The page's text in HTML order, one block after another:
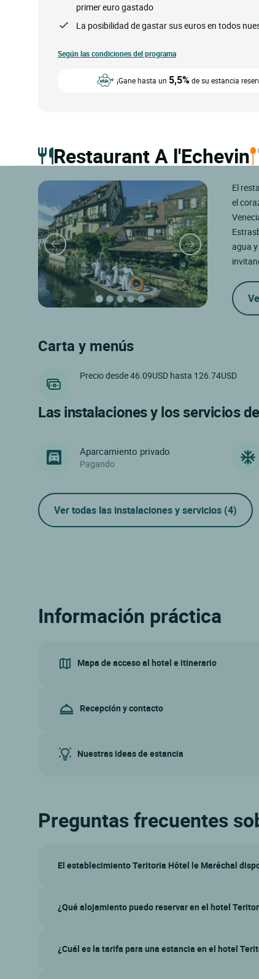
primer euro gastado
La posibilidad de gastar sus euros en todos
Según las condiciones del programa
¡Gane hasta un 5,5%de su estancia
Restaurant A l'Echevin
El
el
agua
Carta y menús
Precio desde 46.09USD hasta 126.74USD
Las instalaciones y los servicios
Aparcamiento privado
Pagando
Ver todas las instalaciones y servicios (4)
Información práctica
Mapa de acceso al hotel e itinerario
Recepción y contacto
Nuestras ideas de estancia
Preguntas frecuentes
El establecimiento Teritoria Hôtel le Maréchal
¿Qué alojamiento puedo reservar en el hotel
¿Cuál es la tarifa para una estancia en el hotel